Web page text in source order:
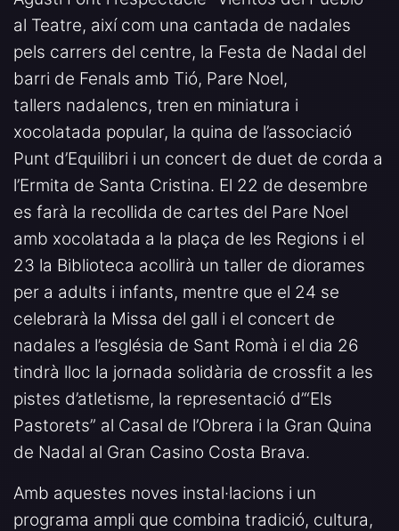
al Teatre, així com una cantada de nadales
pels carrers del centre, la Festa de Nadal del
barri de Fenals amb Tió, Pare Noel,
tallers nadalencs, tren en miniatura i
xocolatada popular, la quina de l’associació
Punt d’Equilibri i un concert de duet de corda a
l’Ermita de Santa Cristina. El 22 de desembre
es farà la recollida de cartes del Pare Noel
amb xocolatada a la plaça de les Regions i el
23 la Biblioteca acollirà un taller de diorames
per a adults i infants, mentre que el 24 se
celebrarà la Missa del gall i el concert de
nadales a l’església de Sant Romà i el dia 26
tindrà lloc la jornada solidària de crossfit a les
pistes d’atletisme, la representació d’“Els
Pastorets” al Casal de l’Obrera i la Gran Quina
de Nadal al Gran Casino Costa Brava.
Amb aquestes noves instal·lacions i un
programa ampli que combina tradició, cultura,